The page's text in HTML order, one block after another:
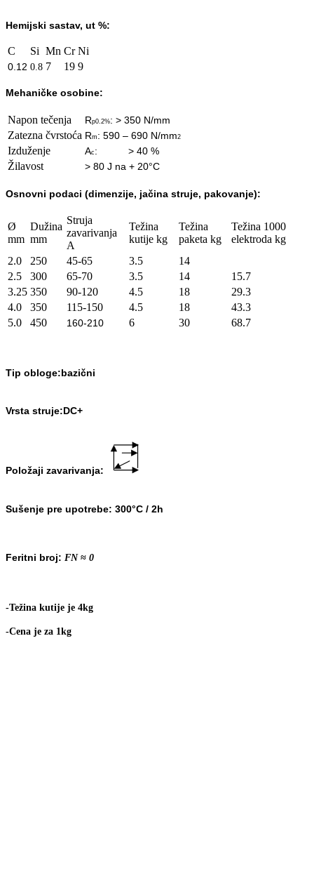
Hemijski sastav, ut %:
C Si Mn Cr Ni
0.12 0.8 7 19 9
Mehaničke osobine:
Napon tečenja Rp0.2%: > 350 N/mm
Zatezna čvrstoća Rm: 590 – 690 N/mm2
Izduženje Ac: > 40 %
Žilavost > 80 J na + 20°C
Osnovni podaci (dimenzije, jačina struje, pakovanje):
Ø
mm
Dužina
mm
Struja
zavarivanja
A
Težina
kutije kg
Težina
paketa kg
Težina 1000
elektroda kg
2.0
250 45-65 3.5
14
2.5
300 65-70 3.5 14
15.7
3.25 350 90-120 4.5 18
29.3
4.0
350 115-150 4.5 18
43.3
5.0
450 160-210 6 30 68.7
Tip obloge:bazični
Vrsta struje:DC+
Položaji zavarivanja:
Sušenje pre upotrebe: 300°C / 2h
Feritni broj: FN≈ 0
-Težina kutije je 4kg
-Cena je za 1kg